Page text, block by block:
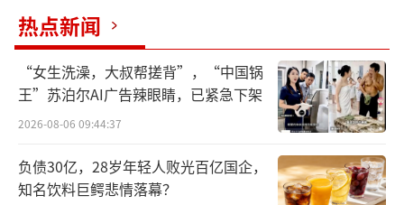
美的与小米的合作可以追溯到2014年，当
时两家公司通过交叉持股的方式达成战略合
作，旨在顺应移动互联网时代的发展趋势，在
智能家居领域展开深度合作，这也意味着，这
的布局。
热点新闻
“女生洗澡，大叔帮搓背”，“中国锅
王”苏泊尔AI广告辣眼睛，已紧急下架
2026-08-06 09:44:37
负债30亿，28岁年轻人败光百亿国企，
知名饮料巨鳄悲情落幕？